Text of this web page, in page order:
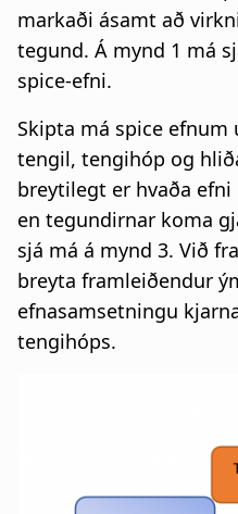
ð
markaði ásamt að
tegund. Á mynd 1 má
spice-efni.
Skipta má spice
tengil, tengihóp og
breytilegt er hvaða
en tegundirnar koma
sjá má á mynd 3. Við
breyta framleiðendur
efnasamsetningu
tengihóps.